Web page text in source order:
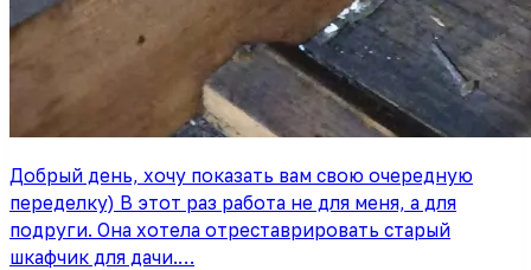
Добрый день, хочу показать вам свою очередную
переделку) В этот раз работа не для меня, а для
подруги. Она хотела отреставрировать старый
шкафчик для дачи.…